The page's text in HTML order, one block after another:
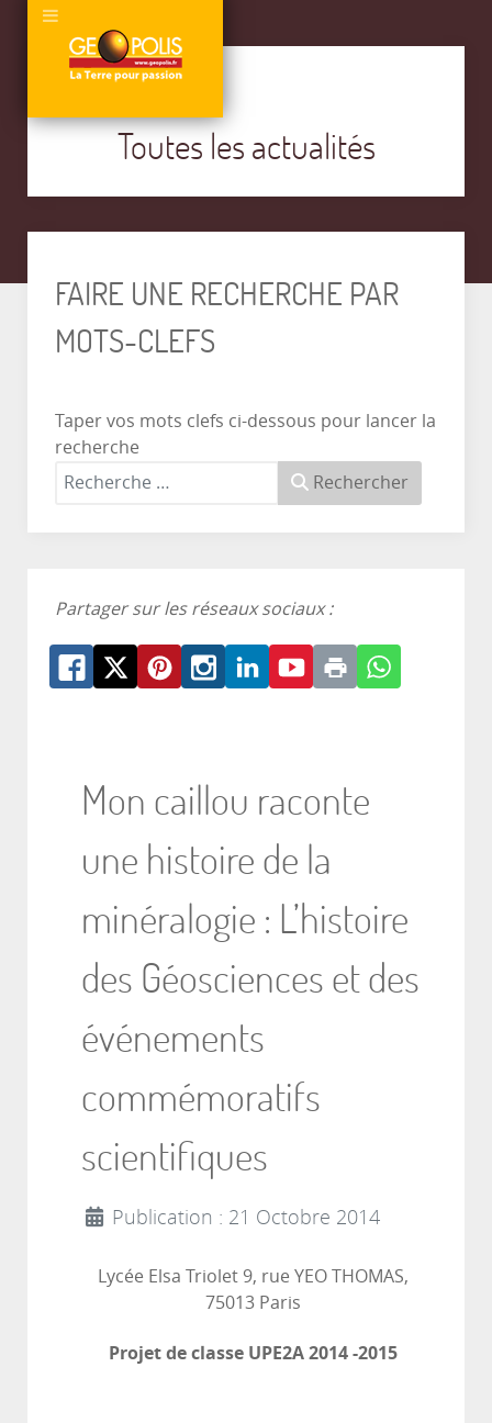
Toutes les actualités
FAIRE UNE RECHERCHE PAR
MOTS-CLEFS
Taper vos mots clefs ci-dessous pour lancer la
recherche
Rechercher
Partager sur les réseaux sociaux :
Mon caillou raconte
une histoire de la
minéralogie : L’histoire
des Géosciences et des
événements
commémoratifs
scientifiques
Publication : 21 Octobre 2014
Lycée Elsa Triolet 9, rue YEO THOMAS,
75013 Paris
Projet de classe UPE2A 2014 -2015